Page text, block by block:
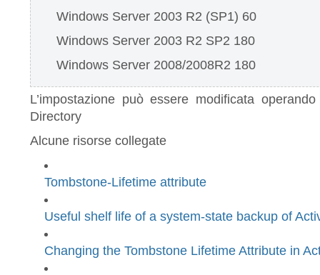
Windows Server 2003 R2 (SP1) 60
Windows Server 2003 R2 SP2 180
Windows Server 2008/2008R2 180
L’impostazione può essere modificata
Directory
Alcune risorse collegate
Tombstone-Lifetime attribute
Useful shelf life of a system-state backup of
Changing the Tombstone Lifetime Attribute in